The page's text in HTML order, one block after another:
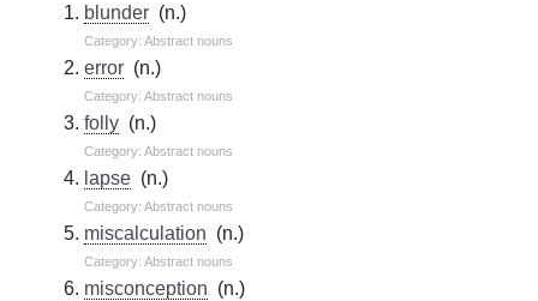
blunder (n.)
Category: Abstract nouns
error (n.)
Category: Abstract nouns
folly (n.)
Category: Abstract nouns
lapse (n.)
Category: Abstract nouns
miscalculation (n.)
Category: Abstract nouns
misconception (n.)